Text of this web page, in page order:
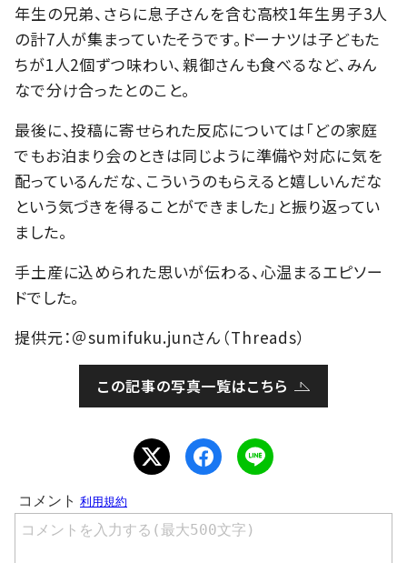
年生の兄弟、さらに息子さんを含む高校1年生男子3人
の計7人が集まっていたそうです。ドーナツは子どもた
ちが1人2個ずつ味わい、親御さんも食べるなど、みん
なで分け合ったとのこと。
最後に、投稿に寄せられた反応については「どの家庭
でもお泊まり会のときは同じように準備や対応に気を
配っているんだな、こういうのもらえると嬉しいんだな
という気づきを得ることができました」と振り返ってい
ました。
手土産に込められた思いが伝わる、心温まるエピソー
ドでした。
提供元：＠sumifuku.junさん（Threads）
この記事の写真一覧はこちら